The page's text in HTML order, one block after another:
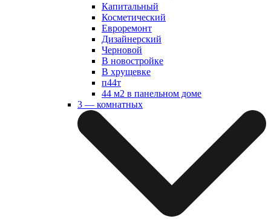
Капитальный
Косметический
Евроремонт
Дизайнерский
Черновой
В новостройке
В хрущевке
п44т
44 м2 в панельном доме
3 — комнатных